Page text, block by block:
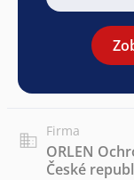
Firma
ORLEN
České